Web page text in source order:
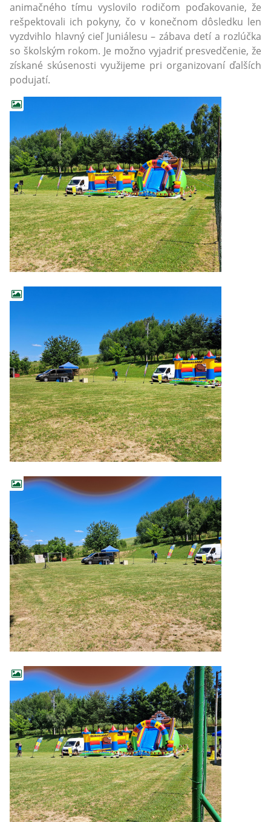
animačného tímu vyslovilo rodičom poďakovanie, že
rešpektovali ich pokyny, čo v konečnom dôsledku len
vyzdvihlo hlavný cieľ Juniálesu – zábava detí a rozlúčka
so školským rokom. Je možno vyjadriť presvedčenie, že
získané skúsenosti využijeme pri organizovaní ďalších
podujatí.